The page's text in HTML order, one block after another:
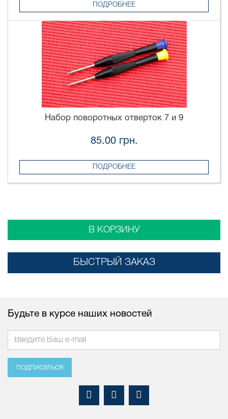
ПОДРОБНЕЕ
Набор поворотных отверток 7 и 9
85.00 грн.
ПОДРОБНЕЕ
В КОРЗИНУ
БЫСТРЫЙ ЗАКАЗ
Будьте в курсе наших новостей
подписаться